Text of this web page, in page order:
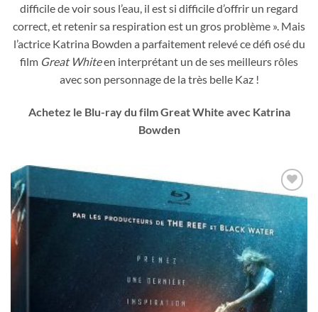
difficile de voir sous l’eau, il est si difficile d’offrir un regard
correct, et retenir sa respiration est un gros problème ». Mais
l’actrice Katrina Bowden a parfaitement relevé ce défi osé du
film Great Whiteen interprétant un de ses meilleurs rôles
avec son personnage de la très belle Kaz !
Achetez le Blu-ray du film Great White avec Katrina
Bowden
Ajouter
à ma
liste
d’envies